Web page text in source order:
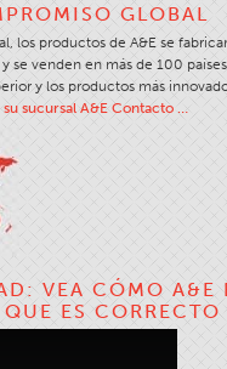
Finales
De Costura
GLOBAL
los productos de A&E se
se venden en más de 100
y los productos más
sucursal A&E Contacto …
VEA CÓMO A&E
ES CORRECTO